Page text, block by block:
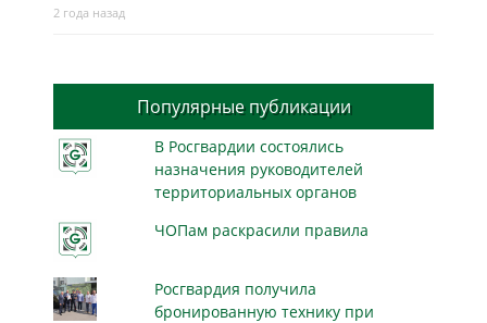
2 года назад
Популярные публикации
В Росгвардии состоялись
назначения руководителей
территориальных органов
ЧОПам раскрасили правила
Росгвардия получила
бронированную технику при